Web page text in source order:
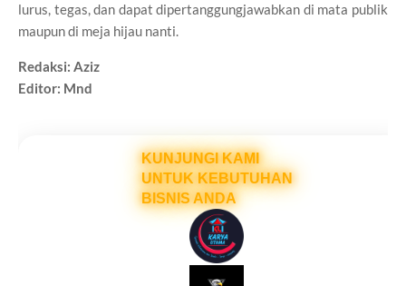
lurus, tegas, dan dapat dipertanggungjawabkan di mata publik
maupun di meja hijau nanti.
Redaksi: Aziz
Editor: Mnd
KUNJUNGI KAMI
UNTUK KEBUTUHAN
BISNIS ANDA